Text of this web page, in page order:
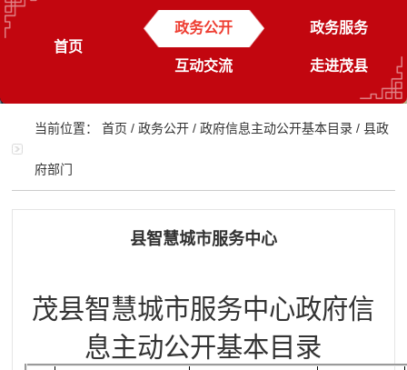
首页
政务公开 政务服务
互动交流 走进茂县
当前位置：首页 /政务公开 /政府信息主动公开基本目录 /县政
府部门
县智慧城市服务中心
茂县智慧城市服务中心政府信
息主动公开基本 目录